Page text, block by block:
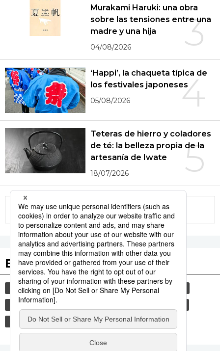
3
Murakami Haruki: una obra
sobre las tensiones entre una
madre y una hija
04/08/2026
4
‘Happi’, la chaqueta típica de
los festivales japoneses
05/08/2026
5
Teteras de hierro y coladores
de té: la belleza propia de la
artesanía de Iwate
18/07/2026
More in this series
Etiquetas destacadas
cultura sociedad vida
gastronomía
comida
tradiciones
alimentos